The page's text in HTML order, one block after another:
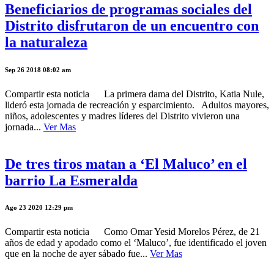
Beneficiarios de programas sociales del
Distrito disfrutaron de un encuentro con
la naturaleza
Sep 26 2018 08:02 am
Compartir esta noticia La primera dama del Distrito, Katia Nule,
lideró esta jornada de recreación y esparcimiento. Adultos mayores,
niños, adolescentes y madres líderes del Distrito vivieron una
jornada... Ver Mas
De tres tiros matan a ‘El Maluco’ en el
barrio La Esmeralda
Ago 23 2020 12:29 pm
Compartir esta noticia Como Omar Yesid Morelos Pérez, de 21
años de edad y apodado como el ‘Maluco’, fue identificado el joven
que en la noche de ayer sábado fue... Ver Mas